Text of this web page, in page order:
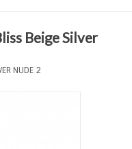
Beige Silver
NUDE 2